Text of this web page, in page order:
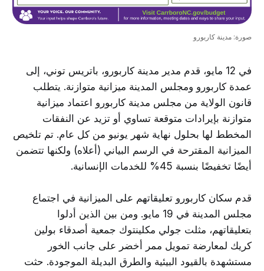
صورة: مدينة كاربورو
في 12 مايو، قدم مدير مدينة كاربورو، باتريس توني، إلى
عمدة كاربورو ومجلس المدينة ميزانية متوازنة. يتطلب
قانون الولاية من مجلس مدينة كاربورو اعتماد ميزانية
متوازنة بإيرادات متوقعة تساوي أو تزيد عن النفقات
المخطط لها بحلول نهاية شهر يونيو من كل عام. تم تلخيص
الميزانية المقترحة في الرسم البياني (أعلاه) ولكنها تتضمن
أيضًا تخفيضًا بنسبة 45% للخدمات الإنسانية.
قدم سكان كاربورو تعليقاتهم على الميزانية في اجتماع
مجلس المدينة في 19 مايو. ومن بين الذين أدلوا
بتعليقاتهم، مثلت جولي مكلينتوك جمعية أصدقاء بولين
كريك لمعارضة تمويل ممر أخضر على جانب الخور
مستشهدة بالقيود البيئية والطرق البديلة الموجودة. حثت